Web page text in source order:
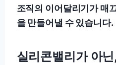
조직의 이어달리기가 매
을 만들어낼 수 있습니다.
실리콘밸리가 아